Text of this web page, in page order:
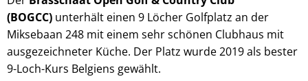
(BOGCC) unterhält einen 9 Löcher Golfplatz an der
Miksebaan 248 mit einem sehr schönen Clubhaus mit
ausgezeichneter Küche. Der Platz wurde 2019 als bester
9-Loch-Kurs Belgiens gewählt.